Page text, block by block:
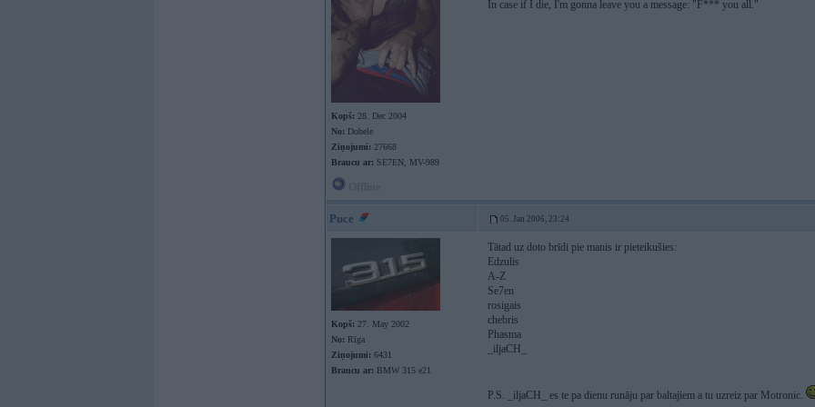
Kopš: 28. Dec 2004
No: Dobele
Ziņojumi: 27668
Braucu ar: SE7EN, MV-989
In case if I die, I'm gonna leave you a message: "F*** you all."
Puce 05. Jan 2006, 23:24
Kopš: 27. May 2002
No: Rīga
Ziņojumi: 6431
Braucu ar: BMW 315 e21
Tātad uz doto brīdi pie manis ir pieteikušies:
Edzulis
A-Z
Se7en
rosigais
chebris
Phasma
_iljaCH_
P.S. _iljaCH_ es te pa dienu runāju par baltajiem a tu uzreiz par Motronic.